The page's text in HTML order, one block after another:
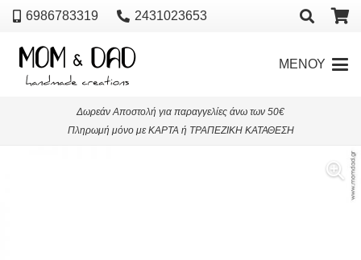
6986783319 2431023653
ΜΕΝΟΥ
Δωρεάν Αποστολή για παραγγελίες άνω των 50€
Πληρωμή μόνο με ΚΑΡΤΑ ή ΤΡΑΠΕΖΙΚΗ ΚΑΤΑΘΕΣΗ